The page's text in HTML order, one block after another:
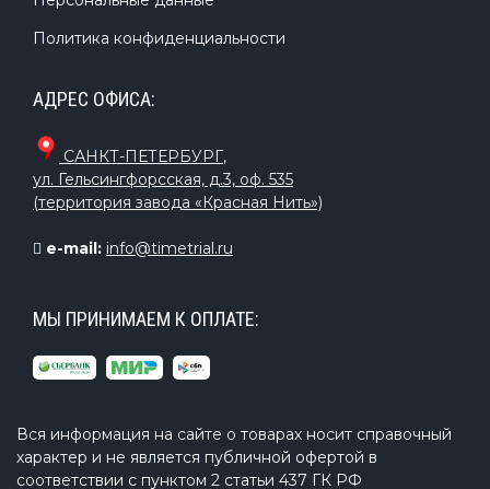
Политика конфиденциальности
АДРЕС ОФИСА:
САНКТ-ПЕТЕРБУРГ,
ул. Гельсингфорсская, д.3, оф. 535
(территория завода «Красная Нить»)
e-mail: info@timetrial.ru
МЫ ПРИНИМАЕМ К ОПЛАТЕ:
Вся информация на сайте о товарах носит справочный
характер и не является публичной офертой в
соответствии с пунктом 2 статьи 437 ГК РФ